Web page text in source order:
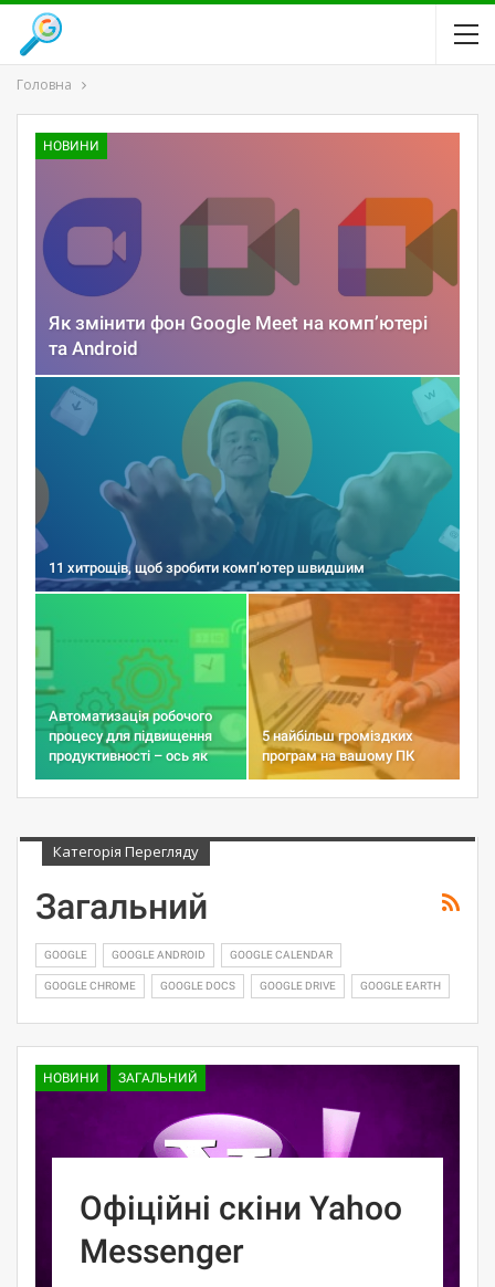
Головна
НОВИНИ
Як змінити фон Google Meet на комп’ютері
та Android
11 хитрощів, щоб зробити комп’ютер швидшим
Автоматизація робочого
процесу для підвищення
продуктивності – ось як
5 найбільш громіздких
програм на вашому ПК
Категорія Перегляду
Загальний
GOOGLE GOOGLE ANDROID GOOGLE CALENDAR
GOOGLE CHROME GOOGLE DOCS GOOGLE DRIVE GOOGLE EARTH
НОВИНИ ЗАГАЛЬНИЙ
Офіційні скіни Yahoo
Messenger